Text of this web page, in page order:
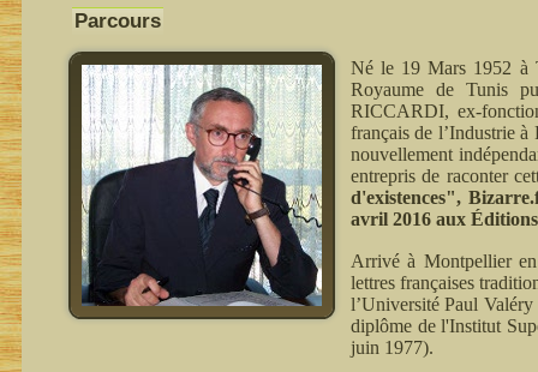
Parcours
Né le 19 Mars 1952 à
Royaume de Tunis
RICCARDI, ex-
français de l’Industrie à
nouvellement
entrepris de raconter
d'existences",
avril 2016 aux
Arrivé à Montpellier
lettres françaises
l’Université Paul
diplôme de l'Institut
juin 1977).